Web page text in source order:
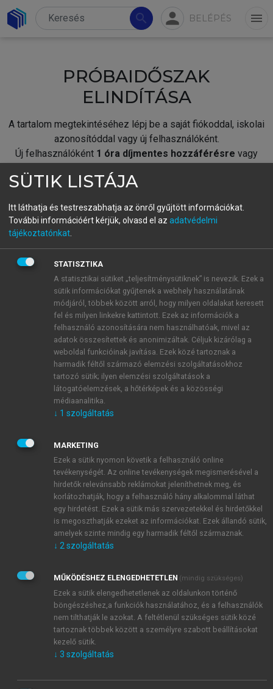
search person BELÉPÉS menu
PRÓBAIDŐSZAK
ELINDÍTÁSA
A tartalom megtekintéséhez lépj be a saját fiókoddal, iskolai
azonosítóddal vagy új felhasználóként.
Új felhasználóként 1 óra díjmentes hozzáférésre vagy
fiókoddal,vagy hozz létre új fiókot.
A regisztráció után apróbaidőszakautomatikusan
BELÉPÉS SAJÁT FIÓKKAL
ÚJ FIÓK LÉTREHOZÁSA
1 óra díjmentes hozzáférés
E-MAIL-CÍM
JELSZÓ
JELSZÓ ÚJRA
Kérek értesítést a MeRSZ újdonságairól, akcióiról.
Kérek értesítést az Akadémiai Kiadó Zrt. újdonságairól,
Adatkezelési tájékoztatóbanfoglaltakat tudomásul
veszem és elfogadom.
Általános vásárlási feltételeket, valamint a szotar.netés a
mersz.huoldalak licencszerződéseiben foglaltakat
tudomásul veszem és elfogadom.
KIPRÓBÁLOM
SÜTIK LISTÁJA
Itt láthatja és testreszabhatja az önről gyűjtött információkat.
További információért kérjük, olvasd el az adatvédelmi
tájékoztatónkat
STATISZTIKA
A statisztikai sütiket „teljesítménysütiknek” is nevezik. Ezek a
sütik információkat gyűjtenek a webhely használatának
módjáról, többek között arról, hogy milyen oldalakat keresett
fel és milyen linkekre kattintott. Ezek az információk a
felhasználó azonosítására nem használhatóak, mivel az
adatok összesítettek és anonimizáltak. Céljuk kizárólag a
weboldal funkcióinak javítása. Ezek közé tartoznak a
harmadik féltől származó elemzési szolgáltatásokhoz
tartozó sütik; ilyen elemzési szolgáltatások a
látogatóelemzések, a hőtérképek és a közösségi
médiaanalitika.
↓ 1 szolgáltatás
MARKETING
Ezek a sütik nyomon követik a felhasználó online
tevékenységét. Az online tevékenységek megismerésével a
hirdetők relevánsabb reklámokat jeleníthetnek meg, és
korlátozhatják, hogy a felhasználó hány alkalommal láthat
egy hirdetést. Ezek a sütik más szervezetekkel és hirdetőkkel
is megoszthatják ezeket az információkat. Ezek állandó sütik,
amelyek szinte mindig egy harmadik féltől származnak.
↓ 2 szolgáltatás
MŰKÖDÉSHEZ ELENGEDHETETLEN (mindig szükséges)
Ezek a sütik elengedhetetlenek az oldalunkon történő
böngészéshez,a funkciók használatához, és a felhasználók
nem tilthatják le azokat. A feltétlenül szükséges sütik közé
tartoznak többek között a személyre szabott beállításokat
kezelő sütik.
↓ 3 szolgáltatás